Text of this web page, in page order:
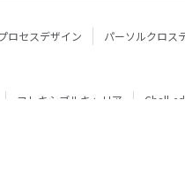
ロセスデザイン パーソルクロス
フレキシブルキャリア Chall-